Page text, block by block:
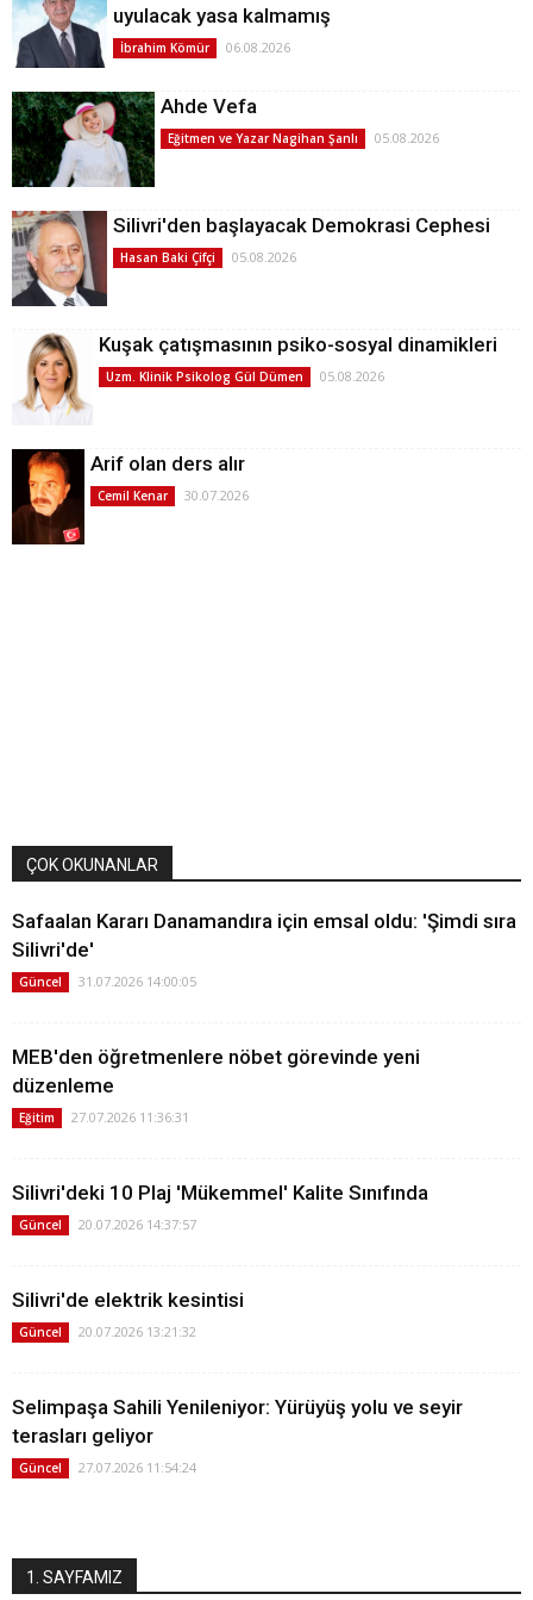
uyulacak yasa kalmamış
İbrahim Kömür 06.08.2026
Ahde Vefa
Eğitmen ve Yazar Nagihan Şanlı 05.08.2026
Silivri'den başlayacak Demokrasi Cephesi
Hasan Baki Çifçi 05.08.2026
Kuşak çatışmasının psiko-sosyal dinamikleri
Uzm. Klinik Psikolog Gül Dümen 05.08.2026
Arif olan ders alır
Cemil Kenar 30.07.2026
ÇOK OKUNANLAR
Safaalan Kararı Danamandıra için emsal oldu: 'Şimdi sıra
Silivri'de'
Güncel 31.07.2026 14:00:05
MEB'den öğretmenlere nöbet görevinde yeni
düzenleme
Eğitim 27.07.2026 11:36:31
Silivri'deki 10 Plaj 'Mükemmel' Kalite Sınıfında
Güncel 20.07.2026 14:37:57
Silivri'de elektrik kesintisi
Güncel 20.07.2026 13:21:32
Selimpaşa Sahili Yenileniyor: Yürüyüş yolu ve seyir
terasları geliyor
Güncel 27.07.2026 11:54:24
1. SAYFAMIZ